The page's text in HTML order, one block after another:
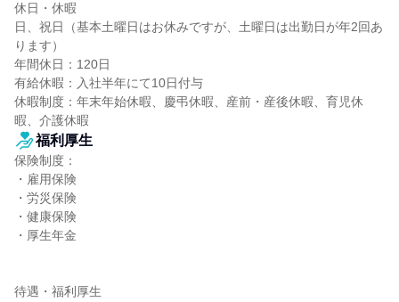
休日・休暇
日、祝日（基本土曜日はお休みですが、土曜日は出勤日が年2回あ
ります）
年間休日：120日
有給休暇：入社半年にて10日付与
休暇制度：年末年始休暇、慶弔休暇、産前・産後休暇、育児休
暇、介護休暇
福利厚生
保険制度：
・雇用保険
・労災保険
・健康保険
・厚生年金
待遇・福利厚生